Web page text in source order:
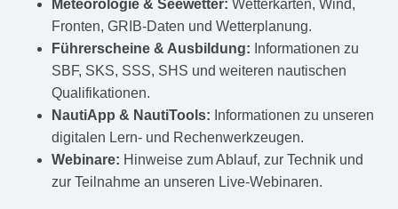
Meteorologie & Seewetter: Wetterkarten, Wind,
Fronten, GRIB-Daten und Wetterplanung.
Führerscheine & Ausbildung: Informationen zu
SBF, SKS, SSS, SHS und weiteren nautischen
Qualifikationen.
NautiApp & NautiTools: Informationen zu unseren
digitalen Lern- und Rechenwerkzeugen.
Webinare: Hinweise zum Ablauf, zur Technik und
zur Teilnahme an unseren Live-Webinaren.